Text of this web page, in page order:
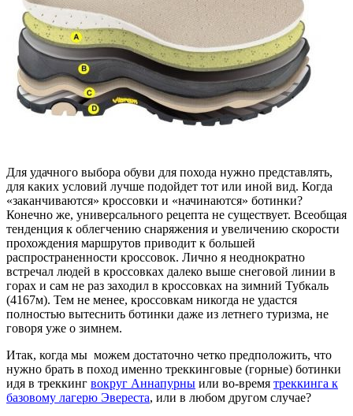
Для удачного выбора обуви для похода нужно представлять,
для каких условий лучше подойдет тот или иной вид. Когда
«заканчиваются» кроссовки и «начинаются» ботинки?
Конечно же, универсального рецепта не существует. Всеобщая
тенденция к облегчению снаряжения и увеличению скорости
прохождения маршрутов приводит к большей
распространенности кроссовок. Лично я неоднократно
встречал людей в кроссовках далеко выше снеговой линии в
горах и сам не раз заходил в кроссовках на зимний Тубкаль
(4167м). Тем не менее, кроссовкам никогда не удастся
полностью вытеснить ботинки даже из летнего туризма, не
говоря уже о зимнем.
Итак, когда мы можем достаточно четко предположить, что
нужно брать в поход именно треккинговые (горные) ботинки
идя в треккинг вокруг Аннапурны или во-время треккинга к
базовому лагерю Эвереста, или в любом другом случае?